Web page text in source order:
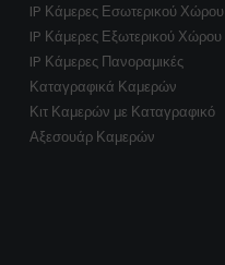
IP Κάμερες Εσωτερικού Χώρου
IP Κάμερες Εξωτερικού Χώρου
IP Κάμερες Πανοραμικές
Καταγραφικά Καμερών
Κιτ Καμερών με Καταγραφικό
Αξεσουάρ Καμερών